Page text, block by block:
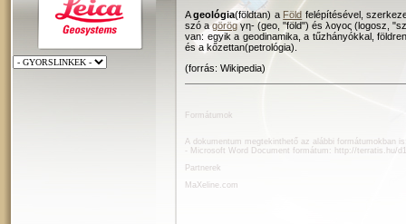
Ageológia(földtan) a Föld felépítésével,
szó agörögγη- (geo, "föld") és λογος (logosz,
van: egyik a geodinamika, a tűzhányókkal,
és a kőzettan(petrológia).
(forrás: Wikipedia)
Formátumok
A dokumentum megtekinthető az alábbi formátumokban
- Microsoft Word Document formátum: http://terratis.hu/
Partnerek
MaXeline.com